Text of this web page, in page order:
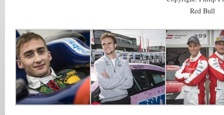
Red Bull